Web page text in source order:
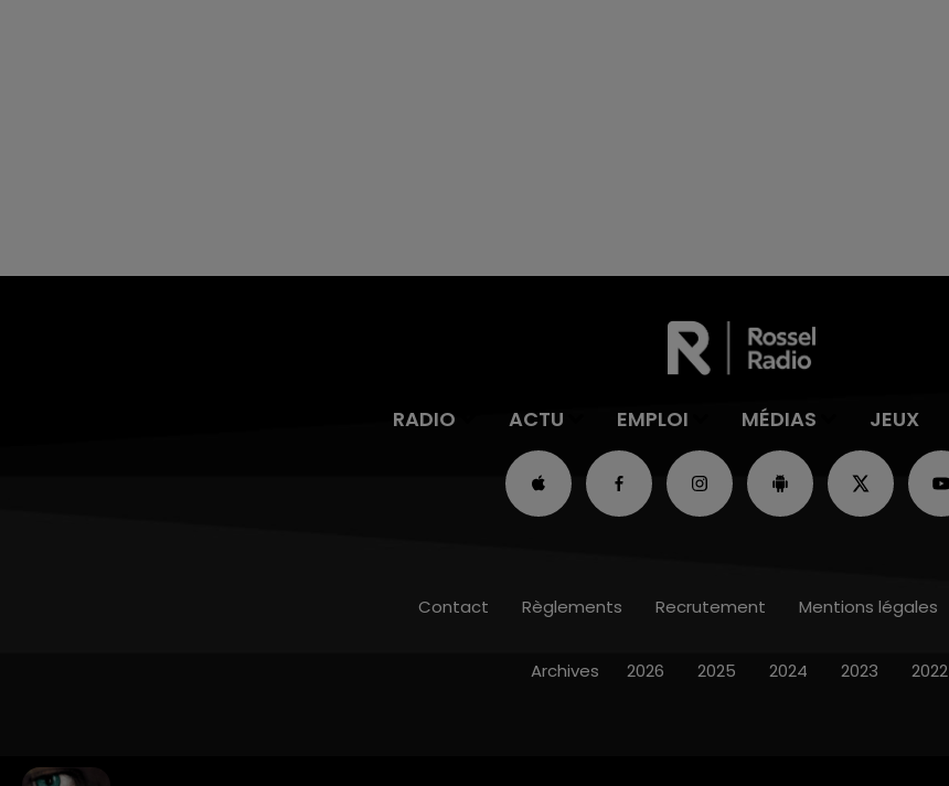
RADIO ACTU EMPLOI MÉDIAS JEUX
Contact Règlements Recrutement Mentions légales
Archives 2026 2025 2024 2023 2022